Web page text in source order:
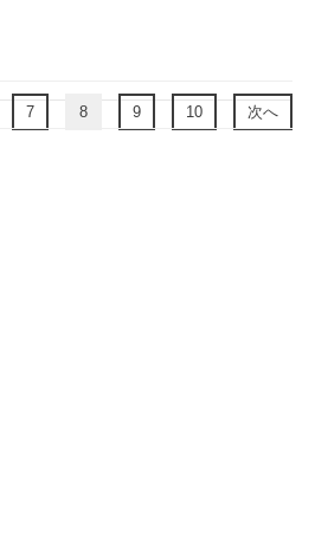
7 8 9 10 次へ